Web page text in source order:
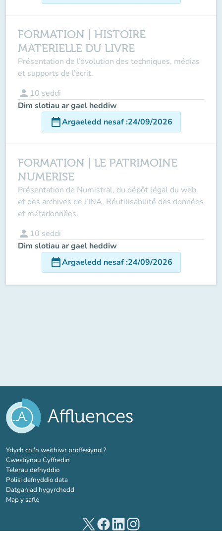
FORMATION | HISTOIRE
MATERIELLE DU LIVRE
Présentation de l’évolution des techniques, médias
et supports de l’écrit.
person 10 seddi
Dim slotiau ar gael heddiw
date_rangeArgaeledd nesaf:24/09/2026
FORMATION | LE PATRIMOINE
NUMERISE
Présentation de Numistral, du dépôt légal du web
et des archives de l’INA, Réutilisabilité des données
et métadonnées.
person 10 seddi
Dim slotiau ar gael heddiw
date_rangeArgaeledd nesaf:24/09/2026
Ydych chi'n weithiwr proffesiynol?(tab newydd)
Cwestiynau Cyffredin
Telerau defnyddio
Polisi defnyddio data
Datganiad hygyrchedd
Map y safle
(tab newydd)
(tab newydd)
(tab newydd)